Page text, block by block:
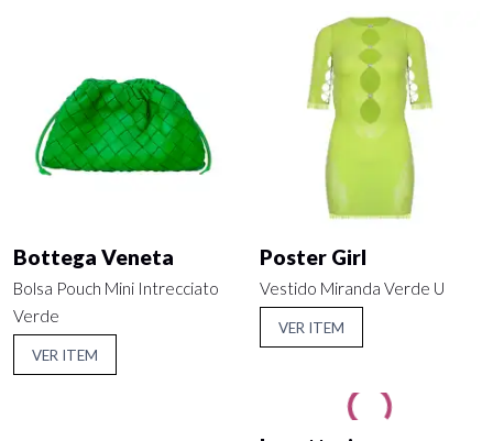
Bottega Veneta
Bolsa Pouch Mini Intrecciato
Verde
VER ITEM
Poster Girl
Vestido Miranda Verde U
VER ITEM